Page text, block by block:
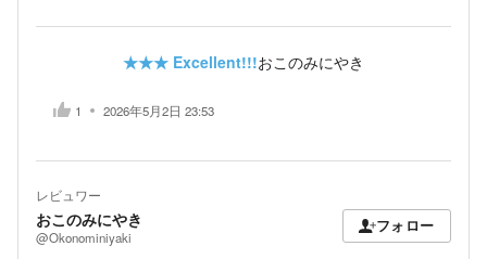
★★★ Excellent!!!おこのみにやき
1 2026年5月2日 23:53
レビュワー
おこのみにやき
@Okonominiyaki
フォロー